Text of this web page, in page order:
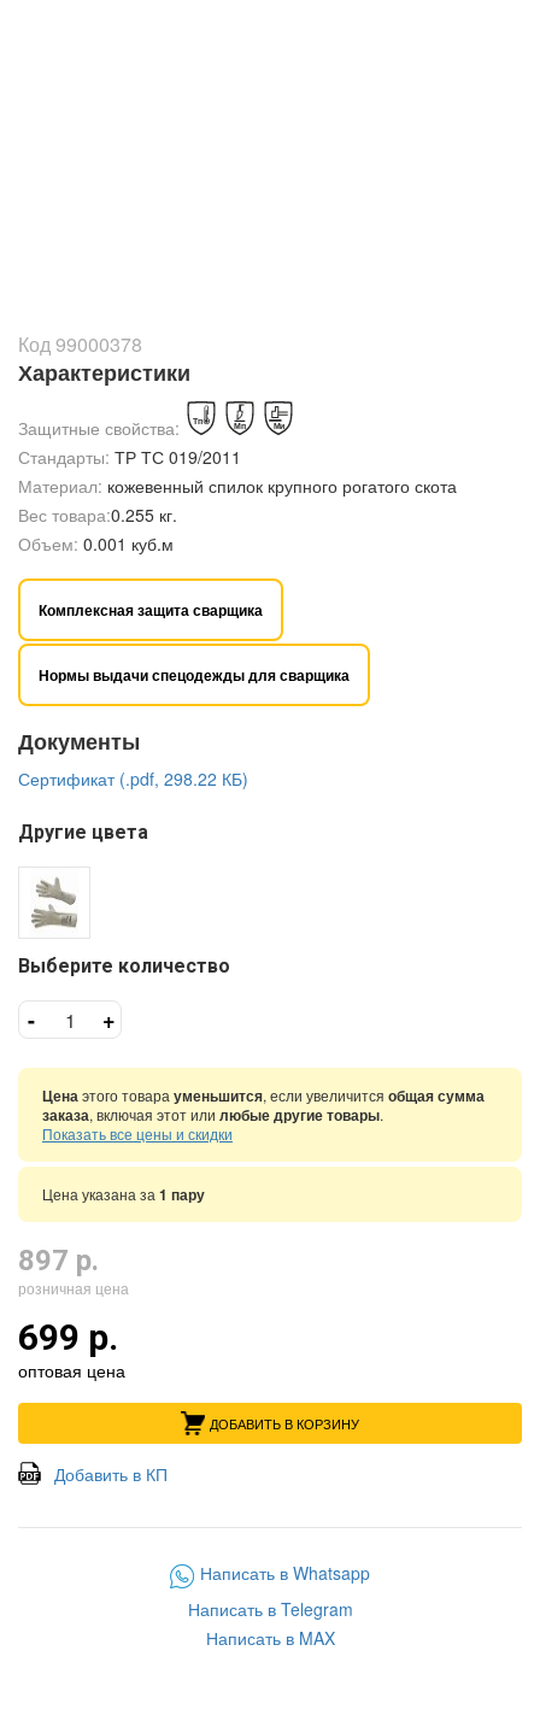
Код 99000378
Характеристики
Защитные свойства:
Стандарты: ТР ТС 019/2011
Материал: кожевенный спилок крупного рогатого скота
Вес товара:0.255 кг.
Объем: 0.001 куб.м
Комплексная защита сварщика
Нормы выдачи спецодежды для сварщика
Документы
Сертификат (.pdf, 298.22 КБ)
Другие цвета
Выберите количество
- +
Ценаэтого товара уменьшится, если увеличится общая сумма
заказа, включая этот или любые другие товары.
Показать все цены и скидки
Цена указана за 1 пару
897 р.
розничная цена
699 р.
оптовая цена
ДОБАВИТЬ В КОРЗИНУ
Добавить в КП
Написать в Whatsapp
Написать в Telegram
Написать в MAX